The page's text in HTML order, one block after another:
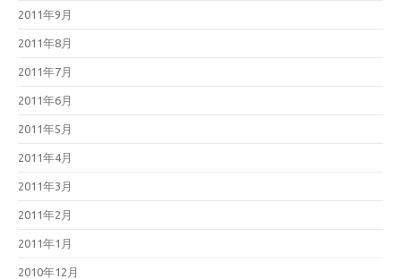
2011年9月
2011年8月
2011年7月
2011年6月
2011年5月
2011年4月
2011年3月
2011年2月
2011年1月
2010年12月